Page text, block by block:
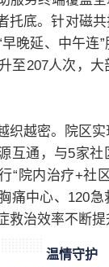
托底。针对磁共
晚延、中午连
至207人次，
织越密。院区
互通，与5家
“院内治疗+社
痛中心、120
救治效率不断提
温情守护